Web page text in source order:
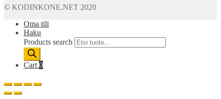
© KODINKONE.NET 2020
Oma tili
Haku
Products search
Cart0